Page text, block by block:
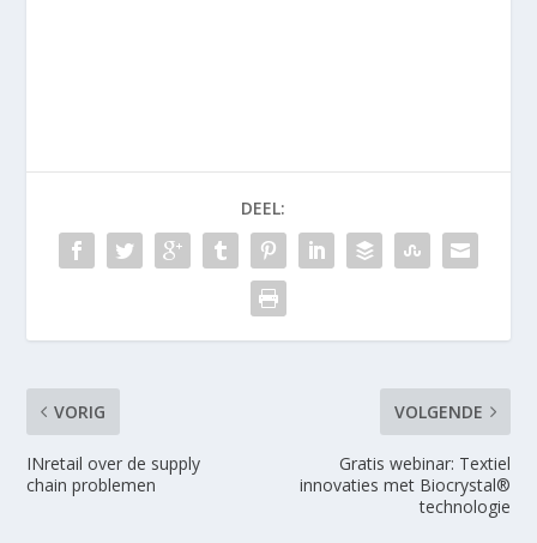
DEEL:
VORIG
INretail over de supply
chain problemen
VOLGENDE
Gratis webinar: Textiel
innovaties met Biocrystal®
technologie